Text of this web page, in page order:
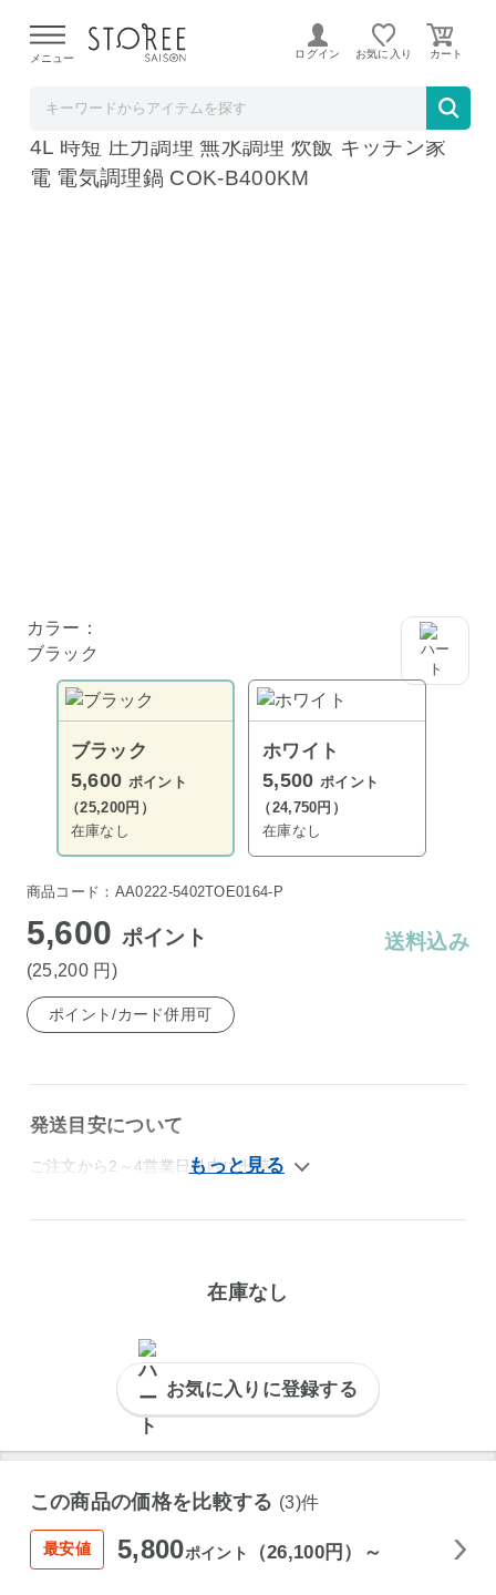
よる配送遅延が発生しております。
メニュー ログイン お気に入り
タイガー 電気圧力鍋 クックポッド ブラック
4L 時短 圧力調理 無水調理 炊飯 キッチン家
電 電気調理鍋 COK-B400KM
カラー：
ブラック
ブラック
5,600 ポイント
（25,200円）
在庫なし
ホワイト
5,500 ポイント
（24,750円）
在庫なし
商品コード：AA0222-5402TOE0164-P
5,600 ポイント
(25,200 円 )
送料込み
ポイント/カード併用可
発送目安について
ご注文から2～4営業日以内に出荷
在庫なし
お気に入りに登録する
この商品の価格を比較する (3)件
最安値 5,800ポイント （26,100円）～